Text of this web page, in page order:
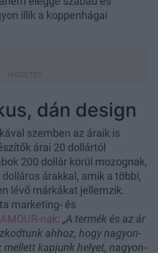
illik a koppenhágai
dán design
szemben az áraik is
árai 20 dollártól
200 dollár körül mozognak,
árakkal, amik a többi,
lévő márkákat jellemzik.
marketing- és
nak: „A termék és az ár
ahhoz, hogy nagyon-
kapjunk helyet, nagyon-